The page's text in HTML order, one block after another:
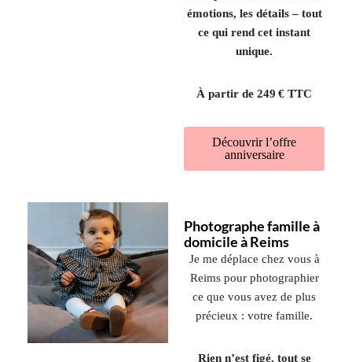
émotions, les détails – tout
ce qui rend cet instant
unique.
À partir de 249 € TTC
Découvrir l’offre
anniversaire
Photographe famille à
domicile à Reims
Je me déplace chez vous à
Reims pour photographier
ce que vous avez de plus
précieux : votre famille.
Rien n’est figé, tout se